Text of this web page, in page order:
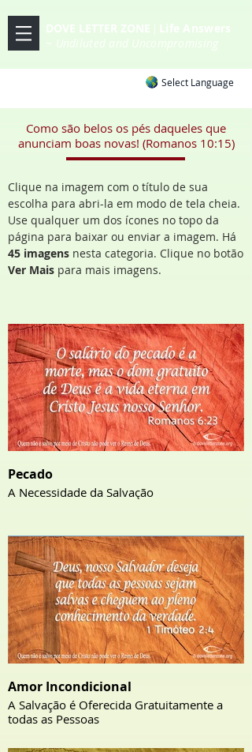
DOVE LETTER ZONE Life Answers
~ Undiluted and Uncompromising
Select Language
Como são belos os pés daqueles que
anunciam boas novas! (Romanos 10:15)
Clique na imagem com o título de sua
escolha para abri-la em modo de tela cheia.
Use qualquer um dos ícones no topo da
página para baixar ou enviar a imagem. Há
45 imagens nesta categoria. Clique no botão
Ver Mais para mais imagens.
Pecado
A Necessidade da Salvação
Amor Incondicional
A Salvação é Oferecida Gratuitamente a
todas as Pessoas